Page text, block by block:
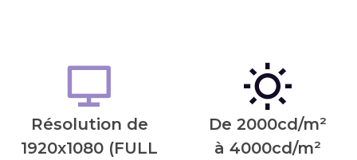
Résolution de
1920x1080 (FULL
De 2000cd/m²
à 4000cd/m²